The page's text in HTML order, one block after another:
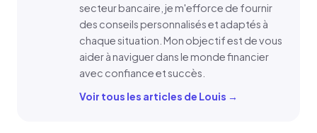
secteur bancaire, je m'efforce de fournir
des conseils personnalisés et adaptés à
chaque situation. Mon objectif est de vous
aider à naviguer dans le monde financier
avec confiance et succès.
Voir tous les articles de Louis →